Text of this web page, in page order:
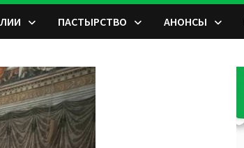
ПАСТЫРСТВО АНОНСЫ